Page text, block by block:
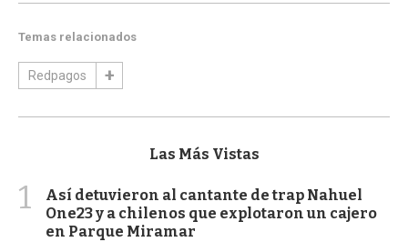
Temas relacionados
Redpagos
Las Más Vistas
1
Así detuvieron al cantante de trap Nahuel
One23 y a chilenos que explotaron un cajero
en Parque Miramar